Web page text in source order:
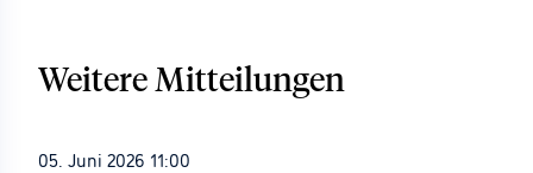
Weitere Mitteilungen
05. Juni 2026 11:00